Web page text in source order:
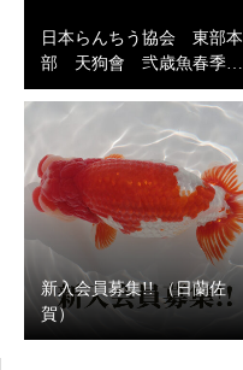
日本らんちう協会 東部本
部 天狗會 弐歳魚春季…
新入会員募集!! （日蘭佐
賀）